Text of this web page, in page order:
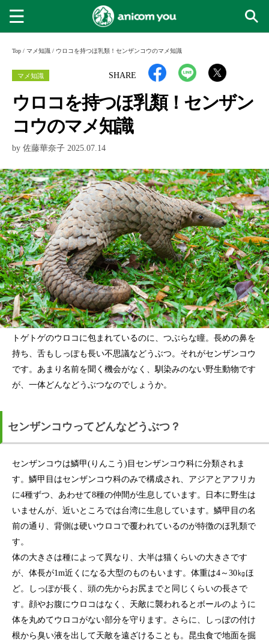
Top / マメ知識 / ウロコを持つほ乳類！センザンコウのマメ知識
SHARE
マメ知識
ウロコを持つほ乳類！センザン
コウのマメ知識
by 佐藤華奈子 2025.07.14
トゲトゲのウロコに包まれているのに、つぶらな瞳。長めの鼻を
持ち、舌もしっぽも長い不思議などうぶつ。それがセンザンコウ
です。あまり名前を聞く機会がなく、馴染みのない野生動物です
が、一体どんなどうぶつなのでしょうか。
センザンコウってどんなどうぶつ？
センザンコウは鱗甲(りんこう)目センザンコウ科に分類されま
す。鱗甲目はセンザンコウ科のみで構成され、アジアとアフリカ
に4種ずつ、あわせて8種の仲間が生息しています。日本に野生は
いませんが、近いところでは台湾に生息しています。鱗甲目の名
前の通り、背側は硬いウロコで覆われているのが特徴のほ乳類で
す。
体の大きさは種によって異なり、大半は猫くらいの大きさです
が、体長が1m近くになる大型のものもいます。体重は4～30㎏ほ
ど。しっぽが長く、頭の先からお尻までと同じくらいの長さで
す。顔やお腹にウロコはなく、天敵に襲われるとボールのように
体を丸めてウロコがない部分を守ります。さらに、しっぽの付け
根から臭い液を出して天敵を遠ざけることも。昆虫食で地面を掘